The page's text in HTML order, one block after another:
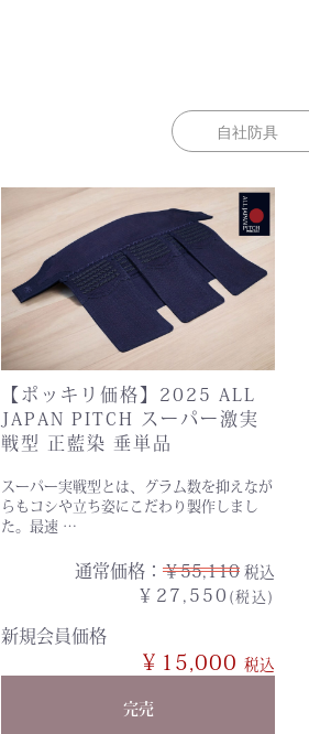
【ポッキリ価格】2025 ALL
JAPAN PITCH スーパー激実
戦型 正藍染 垂単品
スーパー実戦型とは、グラム数を抑えなが
らもコシや立ち姿にこだわり製作しまし
た。最速 …
通常価格： ￥55,110 税込
￥27,550 (税込)
新規会員価格
￥15,000
完売